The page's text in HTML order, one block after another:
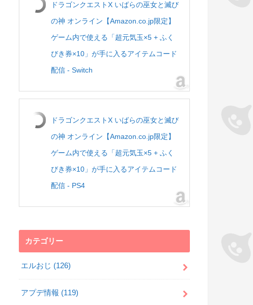
ドラゴンクエストX いばらの巫女と滅び
の神 オンライン【Amazon.co.jp限定】
ゲーム内で使える「超元気玉×5 + ふく
びき券×10」が手に入るアイテムコード
配信 - Switch
ドラゴンクエストX いばらの巫女と滅び
の神 オンライン【Amazon.co.jp限定】
ゲーム内で使える「超元気玉×5 + ふく
びき券×10」が手に入るアイテムコード
配信 - PS4
カテゴリー
エルおじ (126)
アプデ情報 (119)